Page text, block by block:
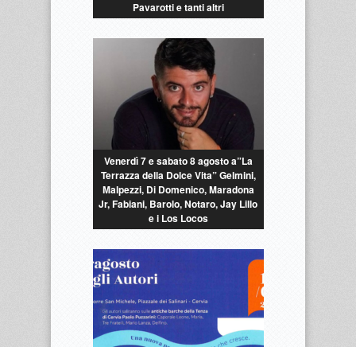
Pavarotti e tanti altri
Venerdì 7 e sabato 8 agosto a”La
Terrazza della Dolce Vita” Gelmini,
Malpezzi, Di Domenico, Maradona
Jr, Fabiani, Barolo, Notaro, Jay Lillo
e i Los Locos